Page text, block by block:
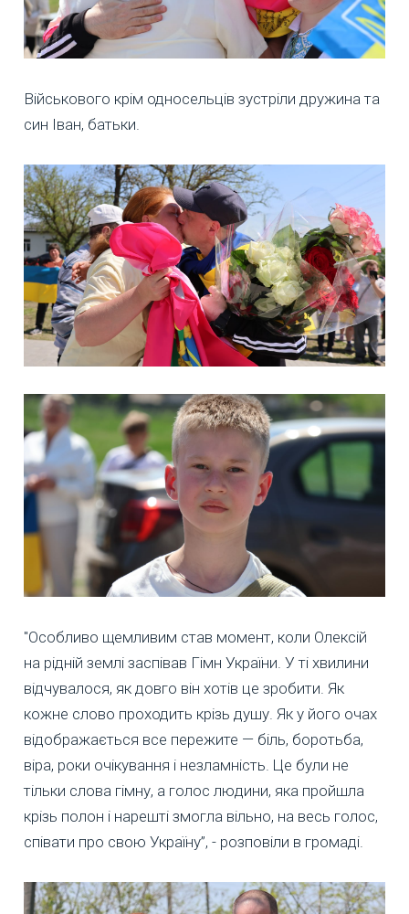
Військового крім односельців зустріли дружина та
син Іван, батьки.
"Особливо щемливим став момент, коли Олексій
на рідній землі заспівав Гімн України. У ті хвилини
відчувалося, як довго він хотів це зробити. Як
кожне слово проходить крізь душу. Як у його очах
відображається все пережите — біль, боротьба,
віра, роки очікування і незламність. Це були не
тільки слова гімну, а голос людини, яка пройшла
крізь полон і нарешті змогла вільно, на весь голос,
співати про свою Україну”, - розповіли в громаді.